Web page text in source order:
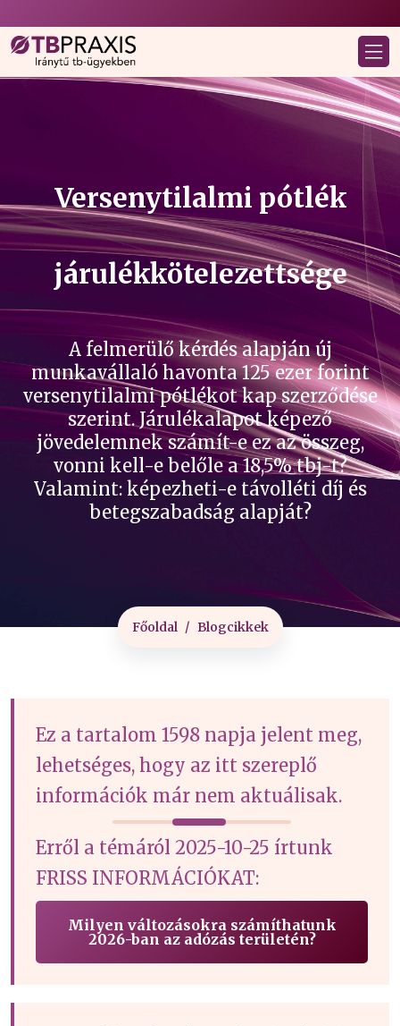
Versenytilalmi pótlék
járulékkötelezettsége
A felmerülő kérdés alapján új
munkavállaló havonta 125 ezer forint
versenytilalmi pótlékot kap szerződése
szerint. Járulékalapot képező
jövedelemnek számít-e ez az összeg,
vonni kell-e belőle a 18,5% tbj-t?
Valamint: képezheti-e távolléti díj és
betegszabadság alapját?
Főoldal Blogcikkek
Ez a tartalom 1598 napja jelent meg,
lehetséges, hogy az itt szereplő
információk már nem aktuálisak.
Erről a témáról 2025-10-25 írtunk
FRISS INFORMÁCIÓKAT:
Milyen változásokra számíthatunk
2026-ban az adózás területén?